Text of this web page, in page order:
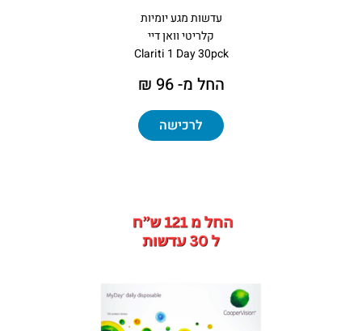
עדשות מגע יומיות
קלריטי וואן דיי
Clariti 1 Day 30pck
החל מ- 96 ₪
לרכישה